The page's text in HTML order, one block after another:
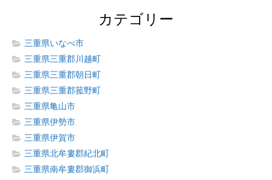
カテゴリー
三重県いなべ市
三重県三重郡川越町
三重県三重郡朝日町
三重県三重郡菰野町
三重県亀山市
三重県伊勢市
三重県伊賀市
三重県北牟婁郡紀北町
三重県南牟婁郡御浜町